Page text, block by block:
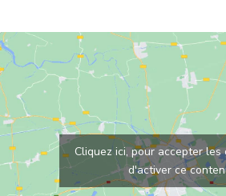
Cliquez ici, pour accepter les
d'activer ce